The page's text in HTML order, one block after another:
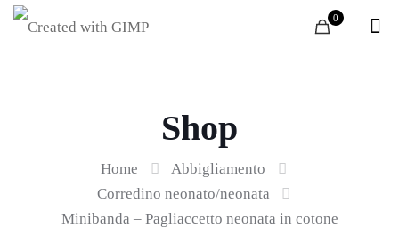
0
Shop
Home
Abbigliamento
Corredino neonato/neonata
Minibanda – Pagliaccetto neonata in cotone